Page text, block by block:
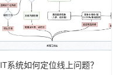
IT系统如何定位线上问题？